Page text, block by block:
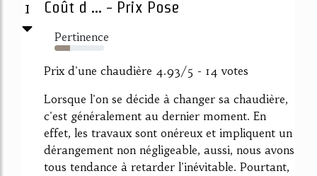
1
Coût d ... - Prix Pose
Pertinence
31%
Prix d'une chaudière 4.93/5 - 14 votes
Lorsque l'on se décide à changer sa chaudière,
c'est généralement au dernier moment. En
effet, les travaux sont onéreux et impliquent un
dérangement non négligeable, aussi, nous avons
tous tendance à retarder l'inévitable. Pourtant,